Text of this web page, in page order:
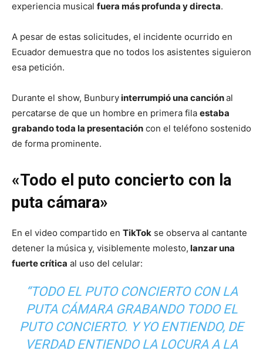
experiencia musical fuera más profunda y directa.
A pesar de estas solicitudes, el incidente ocurrido en
Ecuador demuestra que no todos los asistentes siguieron
esa petición.
Durante el show, Bunburyinterrumpió una canciónal
percatarse de que un hombre en primera fila estaba
grabando toda la presentación con el teléfono sostenido
de forma prominente.
«Todo el puto concierto con la
puta cámara»
En el video compartido en TikTok se observa al cantante
detener la música y, visiblemente molesto, lanzar una
fuerte crítica al uso del celular:
“TODO EL PUTO CONCIERTO CON LA
PUTA CÁMARA GRABANDO TODO EL
PUTO CONCIERTO. Y YO ENTIENDO, DE
VERDAD ENTIENDO LA LOCURA A LA